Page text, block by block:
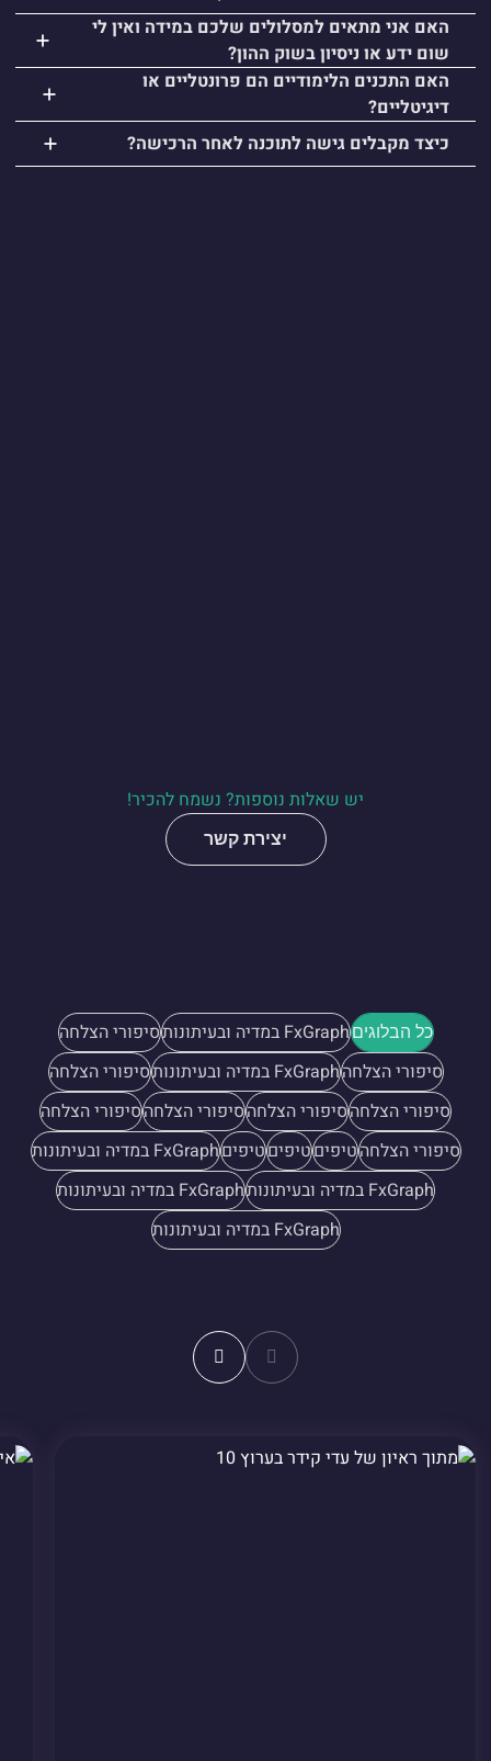
האם אני מתאים למסלולים שלכם במידה ואין לי
שום ידע או ניסיון בשוק ההון?
האם התכנים הלימודיים הם פרונטליים או
דיגיטליים?
כיצד מקבלים גישה לתוכנה לאחר הרכישה?
יש שאלות נוספות? נשמח להכיר!
יצירת קשר
כל הבלוגיםFxGraph במדיה ובעיתונות
סיפורי הצלחה
סיפורי הצלחהFxGraph במדיה ובעיתונות
סיפורי הצלחה
סיפורי הצלחהסיפורי הצלחהסיפורי הצלחהסיפורי הצלחה
סיפורי הצלחהטיפיםטיפיםטיפיםFxGraph במדיה ובעיתונות
FxGraph במדיה ובעיתונות
FxGraph במדיה ובעיתונות
FxGraph במדיה ובעיתונות